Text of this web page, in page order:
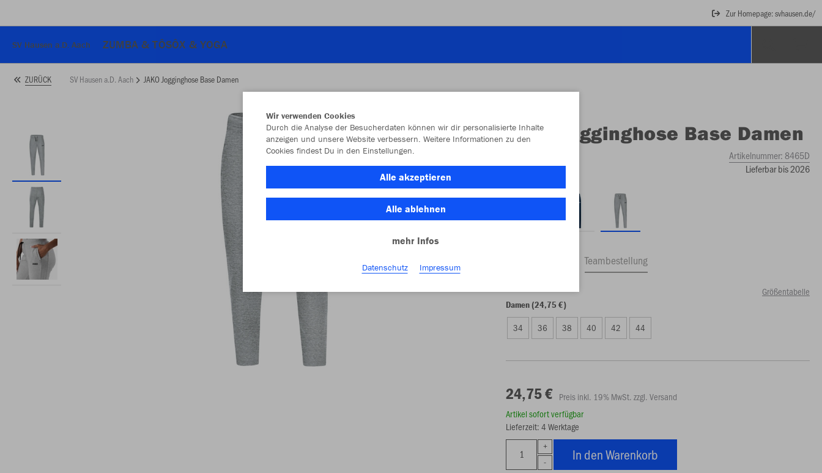
Zur Homepage: svhausen.de/
SV Hausen a.D. Aach ZUMBA & TÔSÔX & YOGA
ZURÜCK SV Hausen a.D. Aach JAKO Jogginghose Base Damen
JAKO Jogginghose Base Damen
Artikelnummer:8465D
Lieferbar bis 2026
Teambestellung
Größentabelle
Damen (24,75 €)
34 36 38 40 42 44
24,75 € Preis inkl. 19% MwSt. zzgl. Versand
Artikel sofort verfügbar
Lieferzeit: 4 Werktage
In den Warenkorb
Wir verwenden Cookies
Durch die Analyse der Besucherdaten können wir dir personalisierte Inhalte
anzeigen und unsere Website verbessern. Weitere Informationen zu den
Cookies findest Du in den Einstellungen.
Alle akzeptieren
Alle ablehnen
mehr Infos
Datenschutz Impressum